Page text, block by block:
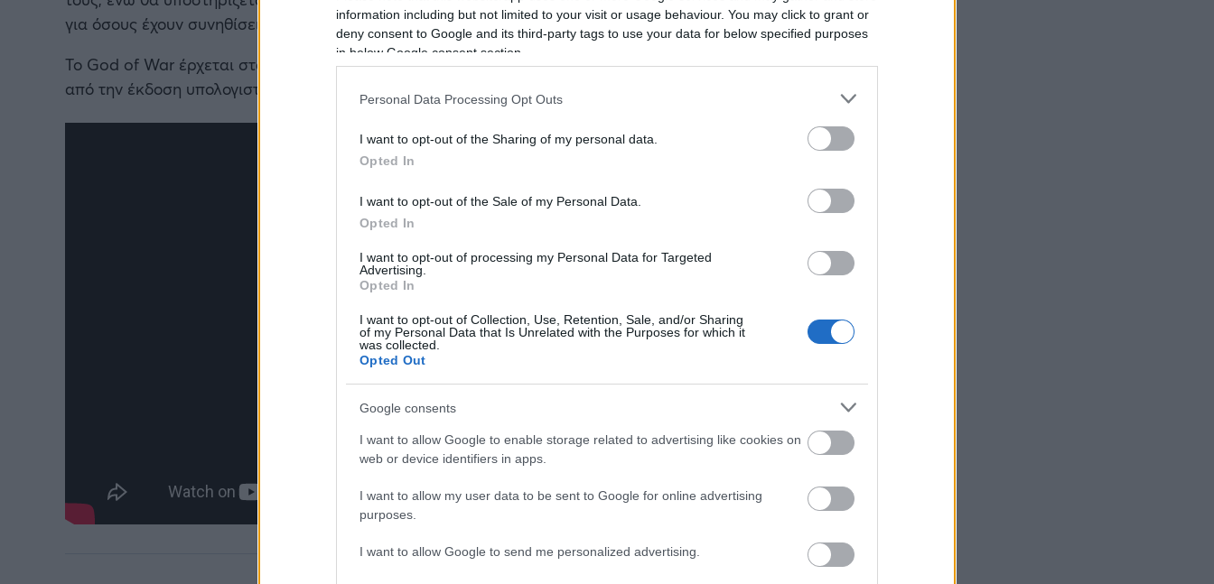
information including but not limited to your visit or usage behaviour. You may click to grant or
deny consent to Google and its third-party tags to use your data for below specified purposes
in below Google consent section.
Personal Data Processing Opt Outs
I want to opt-out of the Sharing of my personal data.
Opted In
I want to opt-out of the Sale of my Personal Data.
Opted In
I want to opt-out of processing my Personal Data for Targeted
Advertising.
Opted In
I want to opt-out of Collection, Use, Retention, Sale, and/or Sharing
of my Personal Data that Is Unrelated with the Purposes for which it
was collected.
Opted Out
Google consents
I want to allow Google to enable storage related to advertising like cookies on
web or device identifiers in apps.
I want to allow my user data to be sent to Google for online advertising
purposes.
I want to allow Google to send me personalized advertising.
για όσους έχουν συνηθίσει να παίζουν με αυτόν τον τρόπο.
Το God of War έρχεται στο PC στις 14 Ιανουαρίου και μπορείτε να δείτε το νεότερο video του
από την έκδοση υπολογιστών στη συνέχεια.